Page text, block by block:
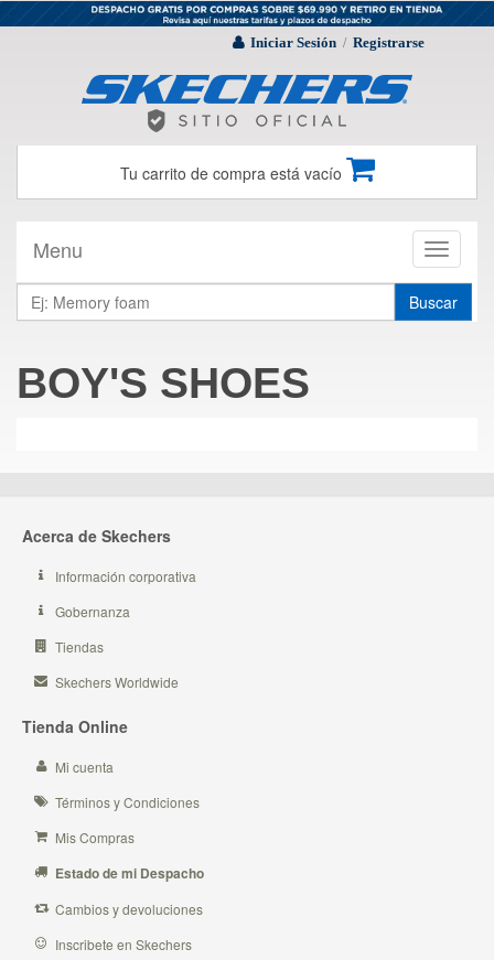
Iniciar Sesión / Registrarse
Tu carrito de compra está vacío
Toggle
Menu
Buscar
BOY'S SHOES
Acerca de Skechers
Información corporativa
Gobernanza
Tiendas
Skechers Worldwide
Tienda Online
Mi cuenta
Términos y Condiciones
Mis Compras
Estado de mi Despacho
Cambios y devoluciones
Inscribete en Skechers